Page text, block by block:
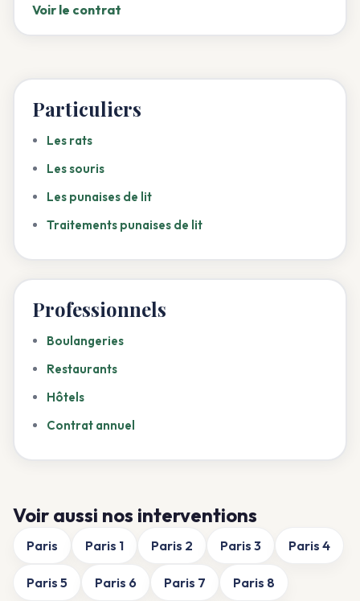
Voir le contrat
Particuliers
Les rats
Les souris
Les punaises de lit
Traitements punaises de lit
Professionnels
Boulangeries
Restaurants
Hôtels
Contrat annuel
Voir aussi nos interventions
Paris Paris 1 Paris 2 Paris 3 Paris 4
Paris 5 Paris 6 Paris 7 Paris 8